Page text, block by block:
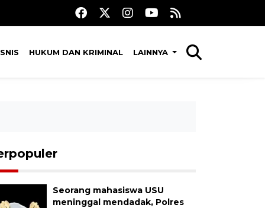
HUKUM DAN KRIMINAL LAINNYA
Seorang mahasiswa USU
meninggal mendadak, Polres